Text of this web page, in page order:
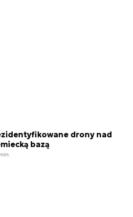
drony nad
bazą